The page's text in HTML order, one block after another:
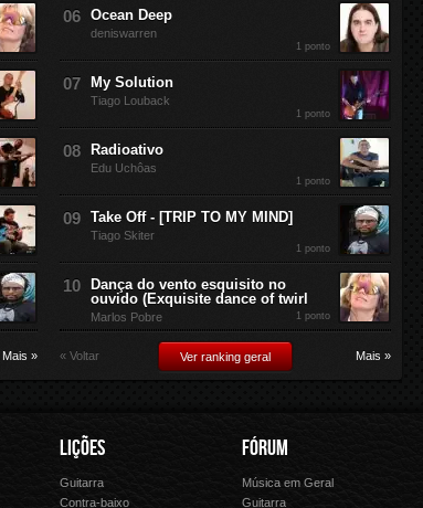
Mais »
Ocean Deep
deniswarren
1 ponto
My Solution
Tiago Louback
1 ponto
Radioativo
Edu Uchôas
1 ponto
Take Off - [TRIP TO MY MIND]
Tiago Skiter
1 ponto
Dança do vento esquisito no
ouvido (Exquisite dance of twirl
Marlos Pobre 1 ponto
« Voltar Ver ranking geral Mais »
LIÇÕES
Guitarra
Contra-baixo
FÓRUM
Música em Geral
Guitarra
Cifra Club